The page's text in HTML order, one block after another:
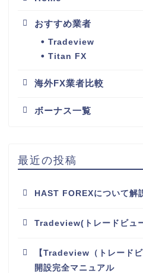
おすすめ業者
Tradeview
Titan FX
海外FX業者比較
ボーナス一覧
最近の投稿
HAST FOREXについて解
Tradeview(トレードビュ
【Tradeview（トレード
開設完全マニュアル